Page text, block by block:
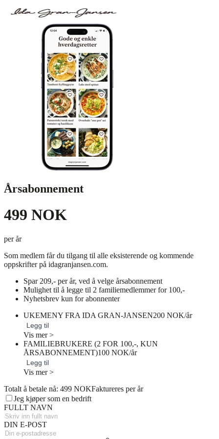
Årsabonnement
499 NOK
per år
Som medlem får du tilgang til alle eksisterende og kommende
oppskrifter på idagranjansen.com.
Spar 209,- per år, ved å velge årsabonnement
Mulighet til å legge til 2 familiemedlemmer for 100,-
Nyhetsbrev kun for abonnenter
UKEMENY FRA IDA GRAN-JANSEN200 NOK/år
Legg til
Vis mer >
FAMILIEBRUKERE (2 FOR 100,-, KUN
ÅRSABONNEMENT)100 NOK/år
Legg til
Vis mer >
Totalt å betale nå: 499 NOKFaktureres per år
Jeg kjøper som en bedrift
FULLT NAVN
DIN E-POST